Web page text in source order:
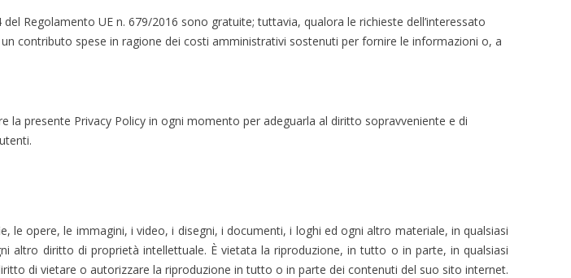
Regolamento UE n. 679/2016 sono gratuite; tuttavia, qualora le richieste dell’interessato
contributo spese in ragione dei costi amministrativi sostenuti per fornire le informazioni o, a
presente Privacy Policy in ogni momento per adeguarla al diritto sopravveniente e di
opere, le immagini, i video, i disegni, i documenti, i loghi ed ogni altro materiale, in qualsiasi
diritto di proprietà intellettuale. È vietata la riproduzione, in tutto o in parte, in qualsiasi
di vietare o autorizzare la riproduzione in tutto o in parte dei contenuti del suo sito internet.